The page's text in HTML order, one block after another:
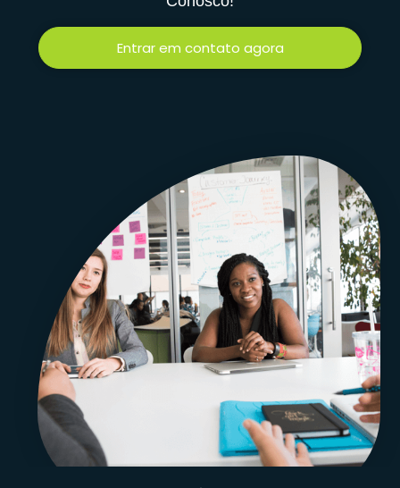
Entrar em contato agora